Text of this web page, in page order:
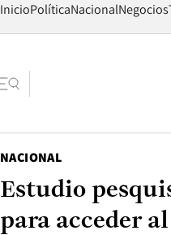
InicioPolíticaNacionalNegocios
NACIONAL
Estudio
para acceder